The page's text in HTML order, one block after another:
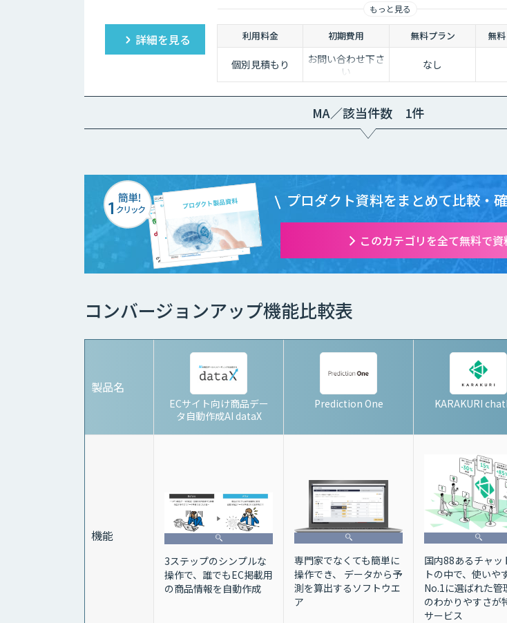
もっと見る
詳細を見る 利用料金 初期費用 無料プラン 無
個別見積もり
お問い合わせ下さ
い
なし
MA／該当件数 1件
プロダクト資料をまとめて比較・
このカテゴリを全て無料で資
コンバージョンアップ機能比較表
製品名
ECサイト向け商品デー
タ自動作成AI dataX
Prediction One KARAKURI
機能
3ステップのシンプルな
操作で、誰でもEC掲載用
の商品情報を自動作成
専門家でなくても簡単に
操作でき、 データから予
測を算出するソフトウエ
ア
国内88あるチャッ
トの中で、使いや
No.1に選ばれた管
のわかりやすさが
サービス